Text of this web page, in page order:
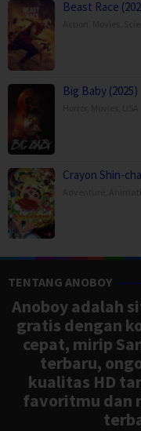
Beast Race
Big Baby (2025)
Crayon Shin-
TENTANG ANOBOY
Anoboy adalah
gratis dengan
cepat, mirip
terbaru,
kualitas HD
favoritmu dan